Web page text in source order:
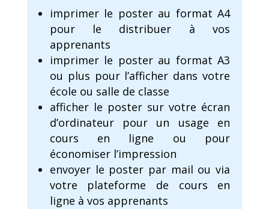
imprimer le poster au format A4
pour le distribuer à vos
apprenants
imprimer le poster au format A3
ou plus pour l’afficher dans votre
école ou salle de classe
afficher le poster sur votre écran
d’ordinateur pour un usage en
cours en ligne ou pour
économiser l’impression
envoyer le poster par mail ou via
votre plateforme de cours en
ligne à vos apprenants